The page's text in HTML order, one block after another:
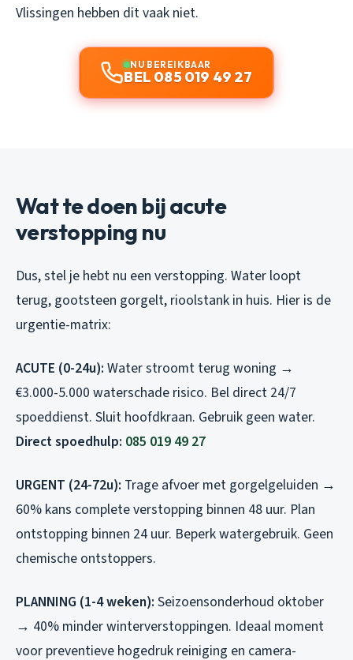
Vlissingen hebben dit vaak niet.
NU BEREIKBAAR
BEL 085 019 49 27
Wat te doen bij acute
verstopping nu
Dus, stel je hebt nu een verstopping. Water loopt
terug, gootsteen gorgelt, rioolstank in huis. Hier is de
urgentie-matrix:
ACUTE (0-24u): Water stroomt terug woning →
€3.000-5.000 waterschade risico. Bel direct 24/7
spoeddienst. Sluit hoofdkraan. Gebruik geen water.
Direct spoedhulp: 085 019 49 27
URGENT (24-72u): Trage afvoer met gorgelgeluiden →
60% kans complete verstopping binnen 48 uur. Plan
ontstopping binnen 24 uur. Beperk watergebruik. Geen
chemische ontstoppers.
PLANNING (1-4 weken): Seizoensonderhoud oktober
→ 40% minder winterverstoppingen. Ideaal moment
voor preventieve hogedruk reiniging en camera-